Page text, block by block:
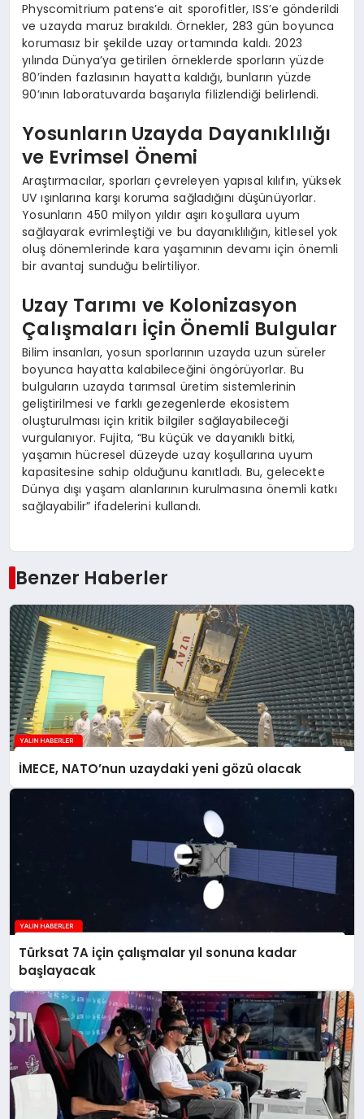
Physcomitrium patens’e ait sporofitler, ISS’e gönderildi
ve uzayda maruz bırakıldı. Örnekler, 283 gün boyunca
korumasız bir şekilde uzay ortamında kaldı. 2023
yılında Dünya’ya getirilen örneklerde sporların yüzde
80’inden fazlasının hayatta kaldığı, bunların yüzde
90’ının laboratuvarda başarıyla filizlendiği belirlendi.
Yosunların Uzayda Dayanıklılığı
ve Evrimsel Önemi
Araştırmacılar, sporları çevreleyen yapısal kılıfın, yüksek
UV ışınlarına karşı koruma sağladığını düşünüyorlar.
Yosunların 450 milyon yıldır aşırı koşullara uyum
sağlayarak evrimleştiği ve bu dayanıklılığın, kitlesel yok
oluş dönemlerinde kara yaşamının devamı için önemli
bir avantaj sunduğu belirtiliyor.
Uzay Tarımı ve Kolonizasyon
Çalışmaları İçin Önemli Bulgular
Bilim insanları, yosun sporlarının uzayda uzun süreler
boyunca hayatta kalabileceğini öngörüyorlar. Bu
bulguların uzayda tarımsal üretim sistemlerinin
geliştirilmesi ve farklı gezegenlerde ekosistem
oluşturulması için kritik bilgiler sağlayabileceği
vurgulanıyor. Fujita, “Bu küçük ve dayanıklı bitki,
yaşamın hücresel düzeyde uzay koşullarına uyum
kapasitesine sahip olduğunu kanıtladı. Bu, gelecekte
Dünya dışı yaşam alanlarının kurulmasına önemli katkı
sağlayabilir” ifadelerini kullandı.
Benzer Haberler
İMECE, NATO’nun uzaydaki yeni gözü olacak
Türksat 7A için çalışmalar yıl sonuna kadar
başlayacak